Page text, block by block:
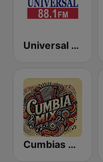
Universal 88.1 FM
Cumbias Mix